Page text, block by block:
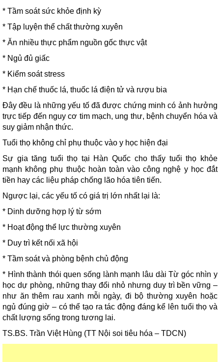
* Tầm soát sức khỏe định kỳ
* Tập luyện thể chất thường xuyên
* Ăn nhiều thực phẩm nguồn gốc thực vật
* Ngủ đủ giấc
* Kiểm soát stress
* Hạn chế thuốc lá, thuốc lá điện tử và rượu bia
Đây đều là những yếu tố đã được chứng minh có ảnh hưởng
trực tiếp đến nguy cơ tim mạch, ung thư, bệnh chuyển hóa và
suy giảm nhận thức.
Tuổi thọ không chỉ phụ thuộc vào y học hiện đại
Sự gia tăng tuổi thọ tại Hàn Quốc cho thấy tuổi thọ khỏe
mạnh không phụ thuộc hoàn toàn vào công nghệ y học đắt
tiền hay các liệu pháp chống lão hóa tiên tiến.
Ngược lại, các yếu tố có giá trị lớn nhất lại là:
* Dinh dưỡng hợp lý từ sớm
* Hoạt động thể lực thường xuyên
* Duy trì kết nối xã hội
* Tầm soát và phòng bệnh chủ động
* Hình thành thói quen sống lành mạnh lâu dài Từ góc nhìn y
học dự phòng, những thay đổi nhỏ nhưng duy trì bền vững –
như ăn thêm rau xanh mỗi ngày, đi bộ thường xuyên hoặc
ngủ đúng giờ – có thể tạo ra tác động đáng kể lên tuổi thọ và
chất lượng sống trong tương lai.
TS.BS. Trần Việt Hùng (TT Nội soi tiêu hóa – TDCN)